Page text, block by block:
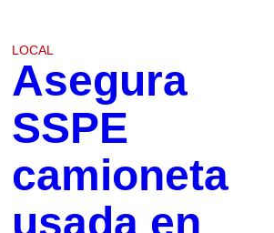
LOCAL
Asegura
SSPE
camioneta
usada en